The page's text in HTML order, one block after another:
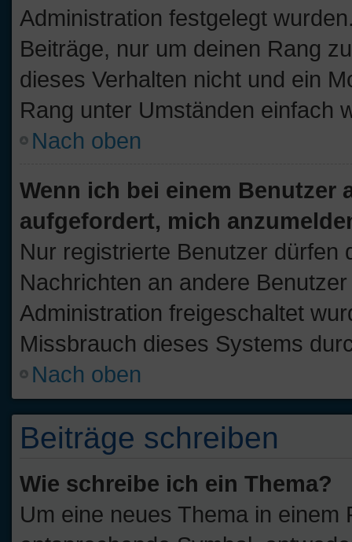
Administration festgelegt
Beiträge, nur um deinen Rang
dieses Verhalten nicht und ein
Rang unter Umständen einfach
Nach oben
Wenn ich bei einem Benutzer
aufgefordert, mich
Nur registrierte Benutzer dürfen
Nachrichten an andere
Administration freigeschaltet
Missbrauch dieses Systems
Nach oben
Beiträge schreiben
Wie schreibe ich ein Thema?
Um eine neues Thema in